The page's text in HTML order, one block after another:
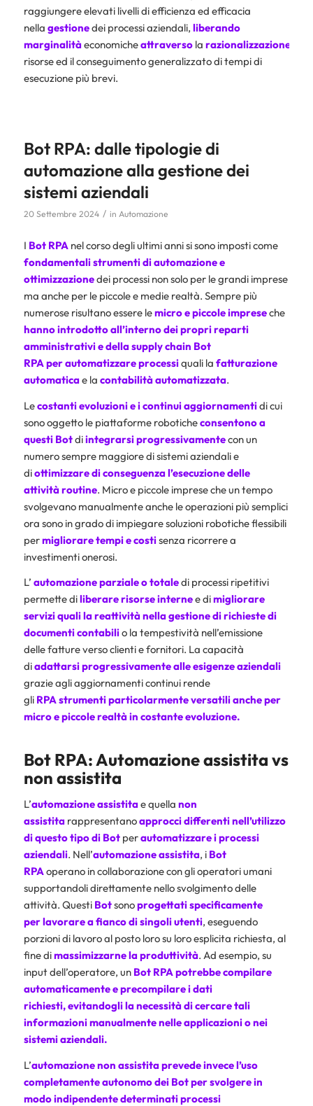
raggiungere elevati livelli di efficienza ed efficacia
nella gestionedei processi aziendali, liberando
marginalitàeconomicheattraversola razionalizzazione
risorse ed il conseguimento generalizzato di tempi di
esecuzione più brevi.
Bot RPA: dalle tipologie di
automazione alla gestione dei
sistemi aziendali
20 Settembre 2024 / in Automazione
I Bot RPAnel corso degli ultimi anni si sono imposti come
fondamentali strumenti diautomazionee
ottimizzazionedei processi non solo per le grandi imprese
ma anche per le piccole e medie realtà. Sempre più
numerose risultano essere lemicro e piccole impreseche
hanno introdotto all’interno dei propri reparti
amministrativi e della supply chain Bot
RPA per automatizzare processiquali la fatturazione
automaticae la contabilità automatizzata.
Lecostanti evoluzioni e i continuiaggiornamentidi cui
sono oggetto le piattaforme roboticheconsentono a
questi Botdiintegrarsi progressivamentecon un
numero sempre maggiore di sistemi aziendali e
diottimizzaredi conseguenza l’esecuzione delle
attività routine. Micro e piccole imprese che un tempo
svolgevano manualmente anche le operazioni più semplici
ora sono in grado di impiegare soluzioni robotiche flessibili
permigliorare tempi e costisenza ricorrere a
investimenti onerosi.
L’ automazione parziale o totaledi processi ripetitivi
permette diliberare risorse internee dimigliorare
serviziquali la reattività nella gestione di richieste di
documenti contabilio la tempestività nell’emissione
delle fatture verso clienti e fornitori. La capacità
diadattarsiprogressivamente alle esigenze aziendali
grazie agli aggiornamenti continui rende
gliRPAstrumenti particolarmente versatili anche per
micro e piccole realtà in costante evoluzione.
Bot RPA: Automazione assistita vs
non assistita
L’automazione assistitae quella non
assistitarappresentanoapprocci differenti nell’utilizzo
di questo tipo di Botperautomatizzare i processi
aziendali. Nell’automazione assistita, i Bot
RPAoperano in collaborazione con gli operatori umani
supportandoli direttamente nello svolgimento delle
attività. Questi Botsonoprogettati specificamente
per lavorare a fianco di singoli utenti, eseguendo
porzioni di lavoro al posto loro su loro esplicita richiesta, al
fine dimassimizzarne la produttività. Ad esempio, su
input dell’operatore, un Bot RPApotrebbe compilare
automaticamente e precompilare i dati
richiesti, evitandogli la necessità di cercare tali
informazioni manualmente nelle applicazioni o nei
sistemi aziendali.
L’automazione non assistitaprevede invece l’uso
completamente autonomo dei Bot per svolgere in
modo indipendente determinatiprocessi